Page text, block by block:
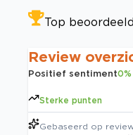
Top beoordeeld
Review
Positief sentiment0%
Sterke punten
Gebaseerd op